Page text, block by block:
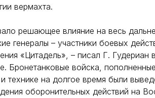
вермахта.
решающее влияние на весь
генералы – участники боевых
«Цитадель», – писал Г. Гудериан
Бронетанковые войска,
технике на долгое время были
оборонительных действий на